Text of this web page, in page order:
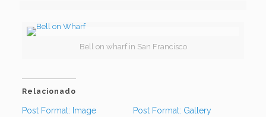
Bell on wharf in San Francisco
Relacionado
Post Format: Image
Post Format: Gallery